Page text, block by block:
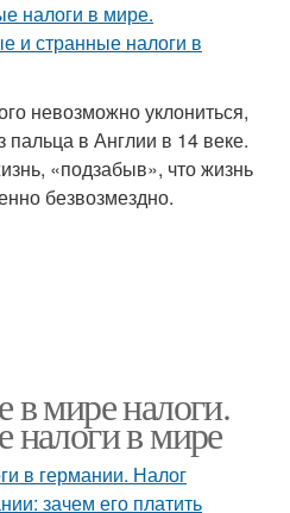
невозможно уклониться,
в Англии в 14 веке.
«подзабыв», что жизнь
безвозмездно.
мире налоги.
в мире